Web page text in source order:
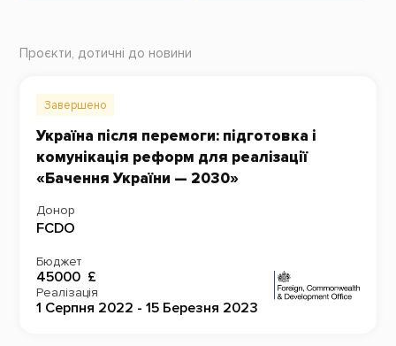
Проєкти, дотичні до новини
Завершено
Україна після перемоги: підготовка і
комунікація реформ для реалізації
«Бачення України — 2030»
Донор
FCDO
Бюджет
45000 £
Реалізація
1 Серпня 2022 - 15 Березня 2023